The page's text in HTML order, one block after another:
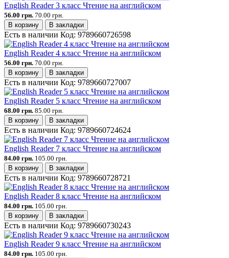
English Reader 3 класс Чтение на английском
56.00 грн. 70.00 грн.
В корзину
В закладки
Есть в наличии Код: 9789660726598
English Reader 4 класс Чтение на английском
56.00 грн. 70.00 грн.
В корзину
В закладки
Есть в наличии Код: 9789660727007
English Reader 5 класс Чтение на английском
68.00 грн. 85.00 грн.
В корзину
В закладки
Есть в наличии Код: 9789660724624
English Reader 7 класс Чтение на английском
84.00 грн. 105.00 грн.
В корзину
В закладки
Есть в наличии Код: 9789660728721
English Reader 8 класс Чтение на английском
84.00 грн. 105.00 грн.
В корзину
В закладки
Есть в наличии Код: 9789660730243
English Reader 9 класс Чтение на английском
84.00 грн. 105.00 грн.